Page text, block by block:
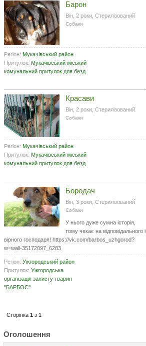
Барон
Він, 2 роки, Стерилізований
Собаки
Регіон: Мукачівський район
Притулок: Мукачівський міський
комунальний притулок для безд
Красави
Він, 2 роки, Стерилізований
Собаки
Регіон: Мукачівський район
Притулок: Мукачівський міський
комунальний притулок для безд
Бородач
Він, 3 роки, Стерилізований
Собаки
У нього дуже сумна історія,
тому чекає на відповідального і
вірного господаря! https://vk.com/barbos_uzhgorod?
w=wall-35172097_6283
Регіон: Ужгородський район
Притулок: Ужгородська
організація захисту тварин
"БАРБОС"
Сторінка 1 з 1
Оголошення